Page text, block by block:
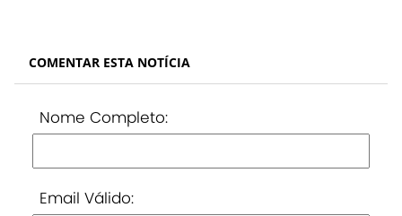
COMENTAR ESTA NOTÍCIA
Nome Completo:
Email Válido: